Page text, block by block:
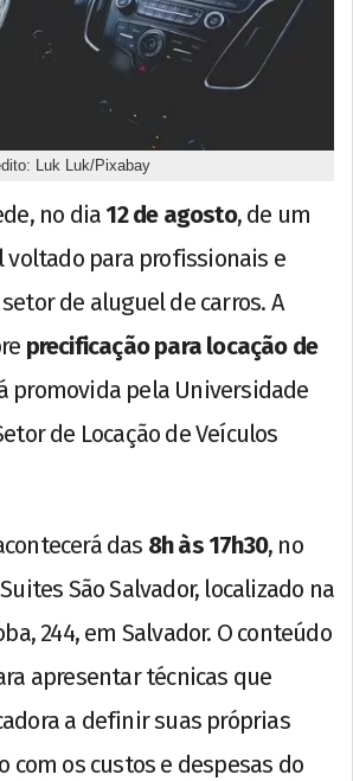
Luk Luk/Pixabay
no dia 12 de agosto, de um
voltado para profissionais e
de aluguel de carros. A
precificação para locação de
promovida pela Universidade
de Locação de Veículos
das 8h às 17h30, no
São Salvador, localizado na
244, em Salvador. O conteúdo
apresentar técnicas que
a definir suas próprias
com os custos e despesas do